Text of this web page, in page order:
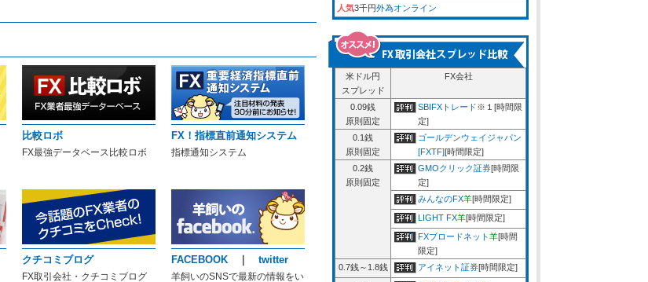
比較ロボ
FX最強データベース比較ロボ
FX！指標直前通知システム
指標通知システム
クチコミブログ
FX取引会社・クチコミブログ
FACEBOOK twitter
羊飼いのSNSで最新の情報をい
人気3千円外為オンライン
米ドル円
スプレッド
FX会社
0.09銭
原則固定
SBIFXトレード※１[時間限
定]
0.1銭
原則固定
ゴールデンウェイジャパン
[FXTF][時間限定]
0.2銭
原則固定
GMOクリック証券[時間限
定]
みんなのFX羊[時間限定]
LIGHT FX羊[時間限定]
FXブロードネット羊[時間
限定]
0.7銭～1.8銭
アイネット証券[時間限定]